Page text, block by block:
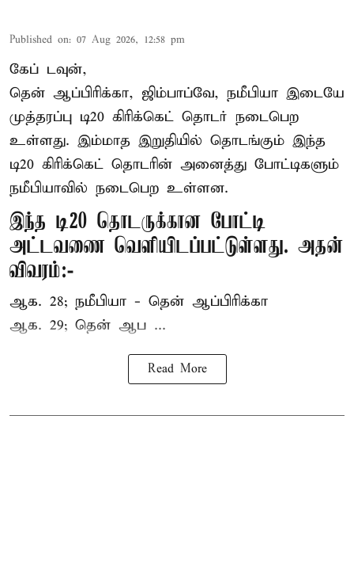
Published on: 07 Aug 2026, 12:58 pm
கேப் டவுன்,
தென் ஆப்பிரிக்கா, ஜிம்பாப்வே, நமீபியா இடையே
முத்தரப்பு டி20 கிரிக்கெட் தொடர் நடைபெற
உள்ளது. இம்மாத இறுதியில் தொடங்கும் இந்த
டி20 கிரிக்கெட் தொடரின் அனைத்து போட்டிகளும்
நமீபியாவில் நடைபெற உள்ளன.
இந்த டி20 தொடருக்கான போட்டி
அட்டவணை வெளியிடப்பட்டுள்ளது. அதன்
விவரம்:-
ஆக. 28; நமீபியா - தென் ஆப்பிரிக்கா
ஆக. 29; தென் ஆப ...
Read More